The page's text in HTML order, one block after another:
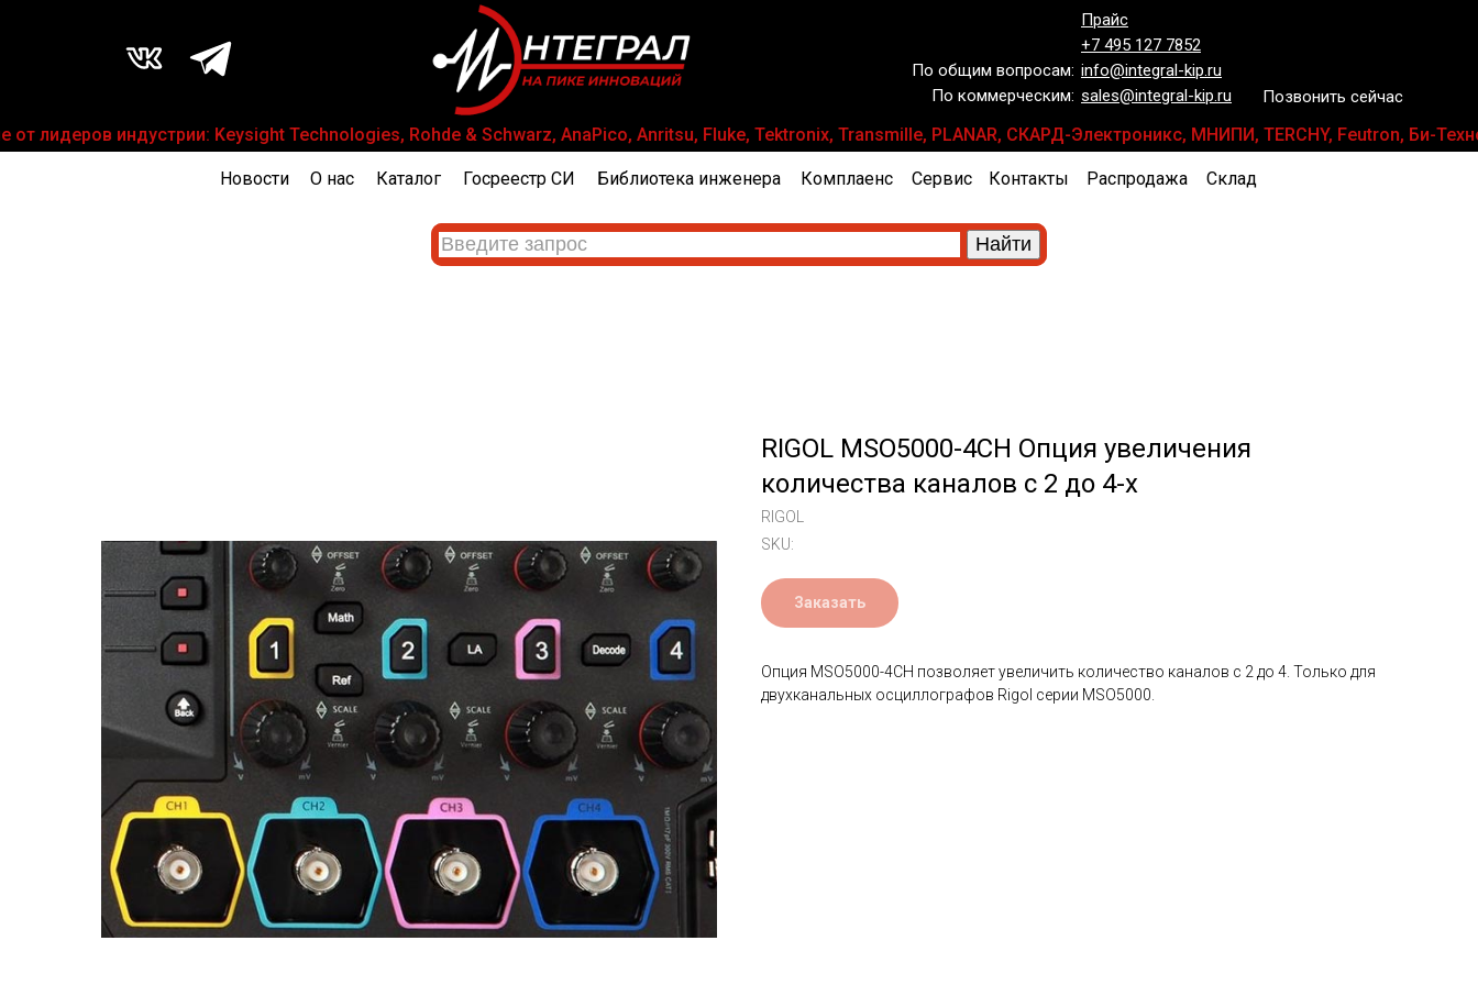
Прайс
+7 495 127 7852
info@integral-kip.ru
sales@integral-kip.ru
По общим вопросам:
По коммерческим:
Позвонить сейчас
лидеров индустрии: Keysight Technologies, Rohde & Schwarz, AnaPico, Anritsu, Fluke, Tektronix, Transmille, PLANAR, СКАРД-Электроникс, МНИПИ, TERCHY, Feutron, Би-
Каталог
О нас Контакты
Госреестр СИ Библиотека инженера Комплаенс
Новости Сервис Распродажа Склад
RIGOL MSO5000-4CH Опция увеличения
количества каналов с 2 до 4-х
RIGOL
SKU:
Заказать
Опция MSO5000-4CH позволяет увеличить количество каналов с 2 до 4. Только для
двухканальных осциллографов Rigol серии MSO5000.